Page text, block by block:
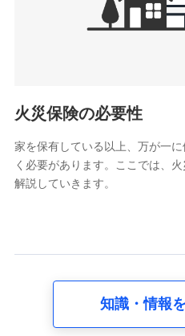
供し、金融商品等の契約を勧奨
アンケートやキャンペーン等
電話対応の品質向上およびお
6.採用応募者の個人情報
採用選考および入社手続を実
8.取引先個人情報
取引先としての選定業務、営
火災保険の必要性
家を保有している以上、万が一
く必要があります。ここでは、
解説していきます。
知識・情報